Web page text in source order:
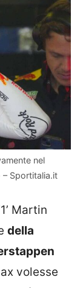
nel
– Sportitalia.it
Martin
della
volesse